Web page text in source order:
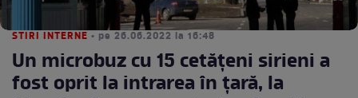
STIRI INTERNE • pe 26.06.2022 la 16:48
Un microbuz cu 15 cetăţeni sirieni a
fost oprit la intrarea în țară, la